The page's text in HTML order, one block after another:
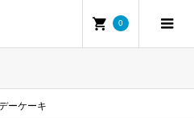
0
ーケーキ